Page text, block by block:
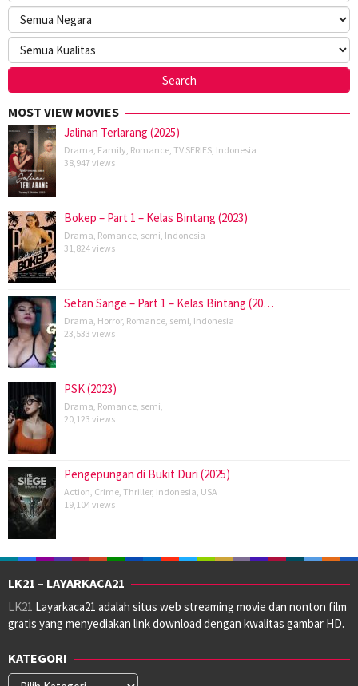
MOST VIEW MOVIES
Jalinan Terlarang (2025)
Drama Family Romance TV SERIES Indonesia
38,947 views
Bokep – Part 1 – Kelas Bintang (2023)
Drama Romance semi Indonesia
31,824 views
Setan Sange – Part 1 – Kelas Bintang (20…
Drama Horror, Romance semi Indonesia
23,533 views
PSK (2023)
Drama Romance semi
20,123 views
Pengepungan di Bukit Duri (2025)
Action Crime Thriller, Indonesia USA
19,104 views
LK21 – LAYARKACA21
LK21 Layarkaca21 adalah situs web streaming movie dan nonton film
gratis yang menyediakan link download dengan kwalitas gambar HD.
KATEGORI
Kategori